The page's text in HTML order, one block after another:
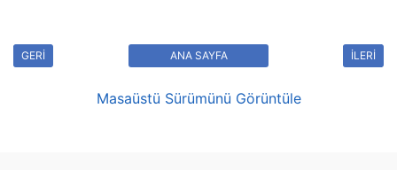
GERİ İLERİ
ANA SAYFA
Masaüstü Sürümünü Görüntüle